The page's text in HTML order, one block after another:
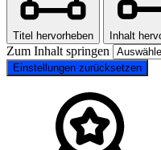
Titel hervorheben Inhalt
Zum Inhalt springen
Einstellungen zurücksetzen